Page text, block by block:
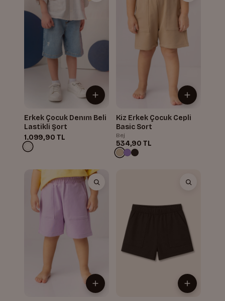
Erkek Çocuk Denım Beli
Lastikli Şort
1.099,90 TL
Kiz Erkek Çocuk Cepli
Basic Sort
Bej
534,90 TL